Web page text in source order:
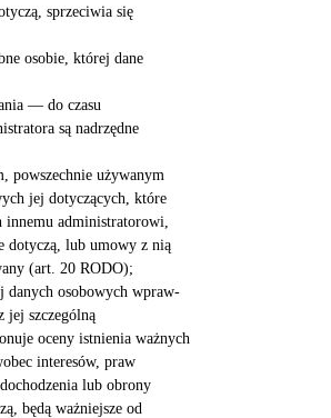
sprzeciwia się
osobie, której dane
— do czasu
są nadrzędne
używanym
jej dotyczących, które
innemu administratorowi,
dotyczą, lub umowy z nią
(art. 20 RODO);
osobowych wpraw-
jej szczególną
oceny istnienia ważnych
interesów, praw
lub obrony
będą ważniejsze od